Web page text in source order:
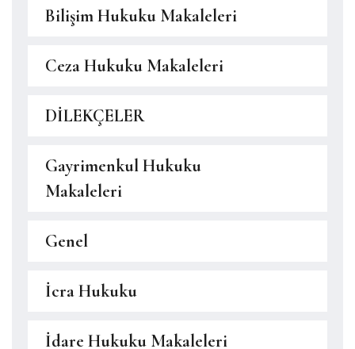
Bilişim Hukuku Makaleleri
Ceza Hukuku Makaleleri
DİLEKÇELER
Gayrimenkul Hukuku
Makaleleri
Genel
İcra Hukuku
İdare Hukuku Makaleleri